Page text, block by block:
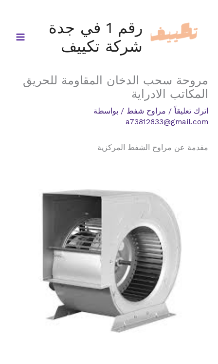
المحتوى
رقم 1 في جدة
شركة تكييف
مروحة سحب الدخان المقاومة للحريق
المكاتب الادراية
اترك تعليقاً / مراوح شفط / بواسطة
a73812833@gmail.com
مقدمة عن مراوح الشفط المركزية